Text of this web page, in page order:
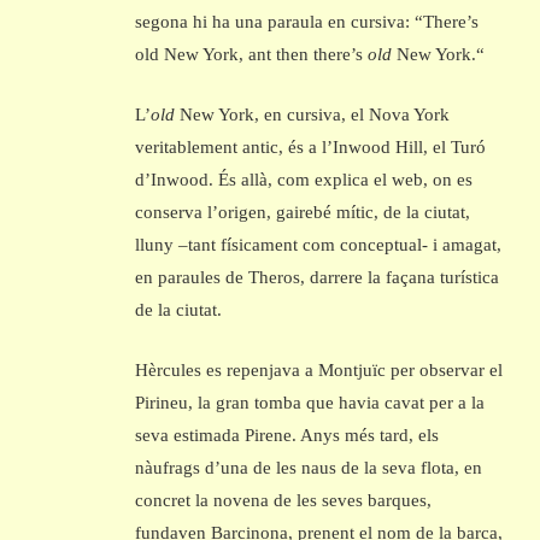
segona hi ha una paraula en cursiva: “There’s
old New York, ant then there’s oldNew York.“
L’oldNew York, en cursiva, el Nova York
veritablement antic, és a l’Inwood Hill, el Turó
d’Inwood. És allà, com explica el web, on es
conserva l’origen, gairebé mític, de la ciutat,
lluny –tant físicament com conceptual- i amagat,
en paraules de Theros, darrere la façana turística
de la ciutat.
Hèrcules es repenjava a Montjuïc per observar el
Pirineu, la gran tomba que havia cavat per a la
seva estimada Pirene. Anys més tard, els
nàufrags d’una de les naus de la seva flota, en
concret la novena de les seves barques,
fundaven Barcinona, prenent el nom de la barca,